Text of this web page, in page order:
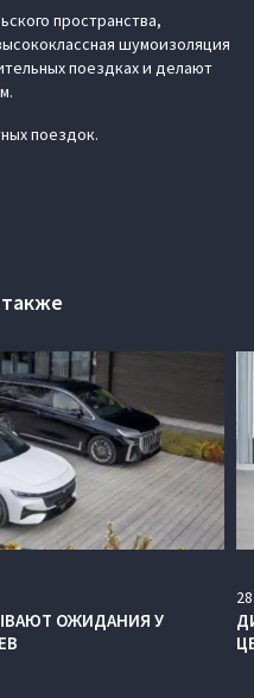
пространства,
шумоизоляция
поездках и делают
поездок.
ОЖИДАНИЯ У
28